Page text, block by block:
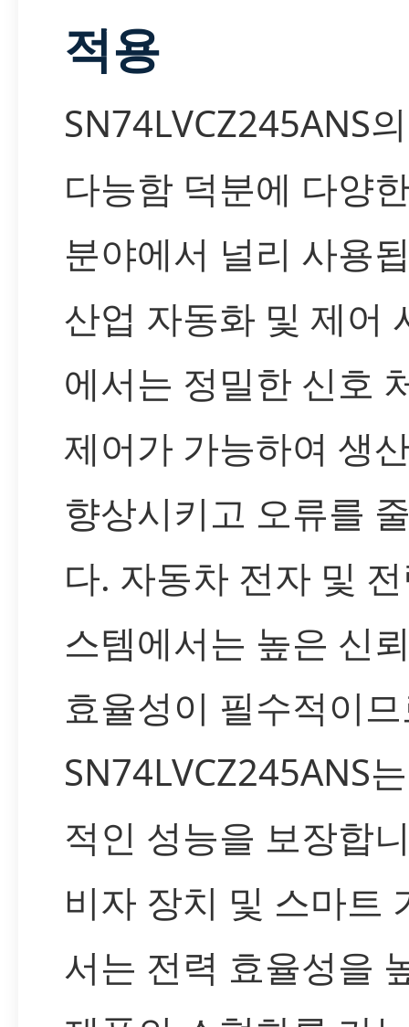
적용
SN74LVCZ245ANS
다능함 덕분에 다양
분야에서 널리 사용
산업 자동화 및 제어
에서는 정밀한 신호
제어가 가능하여 생
향상시키고 오류를
다. 자동차 전자 및
스템에서는 높은 신
효율성이 필수적이
SN74LVCZ245ANS
적인 성능을 보장합
비자 장치 및 스마트
서는 전력 효율성을